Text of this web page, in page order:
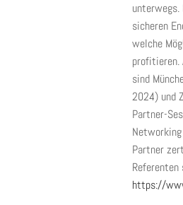
unterwegs.
sicheren
welche
profitieren.
sind
2024) und
Partner-
Partner
https://